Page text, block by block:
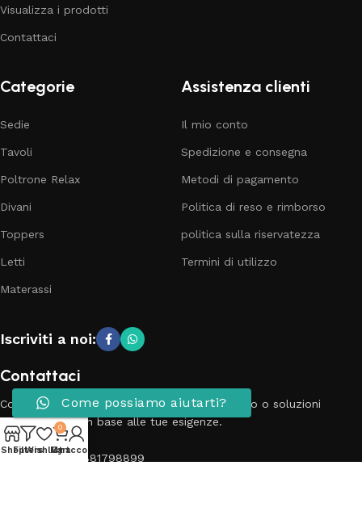
Visualizza i prodotti
Contattaci
Categorie
Sedie
Tavoli
Poltrone Relax
Divani
Toppers
Letti
Materassi
Assistenza clienti
Il mio conto
Spedizione e consegna
Metodi di pagamento
Politica di reso e rimborso
politica sulla riservatezza
Termini di utilizzo
Iscriviti a noi:
Contattaci
Contatta il nostro team per richieste, supporto o soluzioni
personalizzate in base alle tue esigenze.
Telefono: 3881798899
ShopFilters
Wishlist
0
Cart
My account
Come possiamo aiutarti?